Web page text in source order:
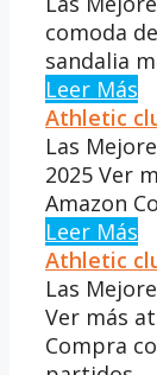
comoda
sandalia
Leer Más
Athletic
Las
2025 Ver
Amazon
Leer Más
Athletic
Las
Ver más
Compra